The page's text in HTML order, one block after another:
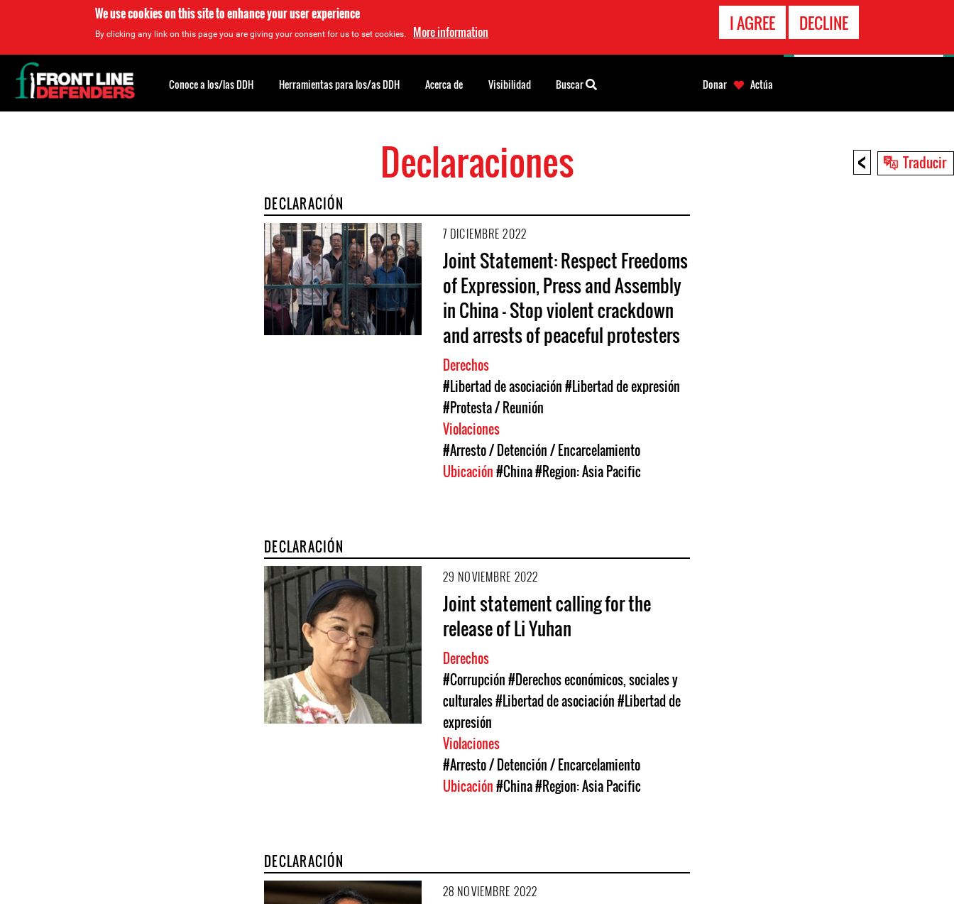
We use cookies on this site to enhance your user experience
By clicking any link on this page you are giving your consent for us to set cookies. More information I AGREE DECLINE
< Traducir
Declaraciones
DECLARACIÓN
7 DICIEMBRE 2022
Joint Statement: Respect Freedoms
of Expression, Press and Assembly
in China - Stop violent crackdown
and arrests of peaceful protesters
Derechos
#Libertad de asociación#Libertad de expresión
#Protesta / Reunión
Violaciones
#Arresto / Detención / Encarcelamiento
Ubicación#China#Region: Asia Pacific
DECLARACIÓN
29 NOVIEMBRE 2022
Joint statement calling for the
release of Li Yuhan
Derechos
#Corrupción#Derechos económicos, sociales y
culturales#Libertad de asociación#Libertad de
expresión
Violaciones
#Arresto / Detención / Encarcelamiento
Ubicación#China#Region: Asia Pacific
DECLARACIÓN
28 NOVIEMBRE 2022
Back
to
top
Conoce a los/las DDH Herramientas para los/as DDH Acerca de Visibilidad Buscar Donar Actúa
EMERGENCIA